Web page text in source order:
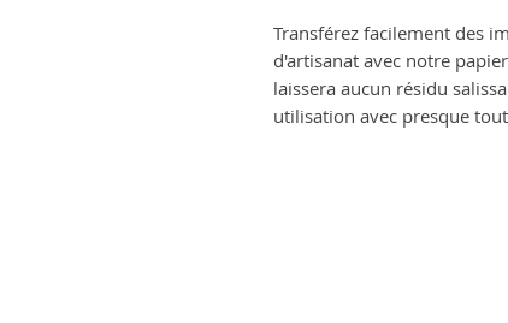
Transférez facilement des
d'artisanat avec notre
laissera aucun résidu
utilisation avec presque